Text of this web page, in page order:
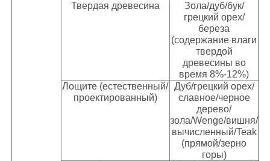
Твердая древесина
Зола/дуб/бук/
грецкий орех/
береза
(содержание влаги
твердой
древесины во
время 8%-12%)
Лощите (естественный/
проектированный)
Дуб/грецкий орех/
славное/черное
дерево/
зола/Wenge/вишня/
вычисленный/Teak
(прямой/зерно
горы)